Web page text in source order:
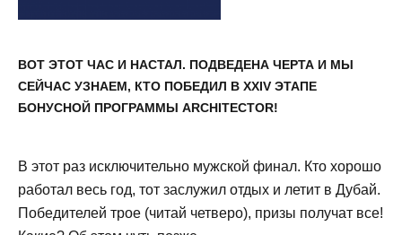
ВОТ ЭТОТ ЧАС И НАСТАЛ. ПОДВЕДЕНА ЧЕРТА И МЫ
СЕЙЧАС УЗНАЕМ, КТО ПОБЕДИЛ В ХХIV ЭТАПЕ
БОНУСНОЙ ПРОГРАММЫ ARCHITECTOR!
В этот раз исключительно мужской финал. Кто хорошо
работал весь год, тот заслужил отдых и летит в Дубай.
Победителей трое (читай четверо), призы получат все!